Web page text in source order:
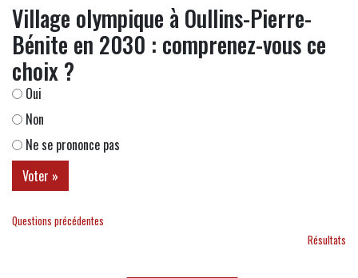
Village olympique à Oullins-Pierre-
Bénite en 2030 : comprenez-vous ce
choix ?
Oui
Non
Ne se prononce pas
Questions précédentes
Résultats